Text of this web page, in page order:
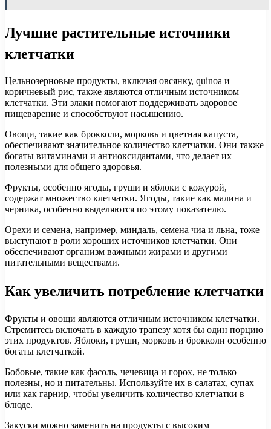
Лучшие растительные источники
клетчатки
Цельнозерновые продукты, включая овсянку, quinoa и
коричневый рис, также являются отличным источником
клетчатки. Эти злаки помогают поддерживать здоровое
пищеварение и способствуют насыщению.
Овощи, такие как брокколи, морковь и цветная капуста,
обеспечивают значительное количество клетчатки. Они также
богаты витаминами и антиоксидантами, что делает их
полезными для общего здоровья.
Фрукты, особенно ягоды, груши и яблоки с кожурой,
содержат множество клетчатки. Ягоды, такие как малина и
черника, особенно выделяются по этому показателю.
Орехи и семена, например, миндаль, семена чиа и льна, тоже
выступают в роли хороших источников клетчатки. Они
обеспечивают организм важными жирами и другими
питательными веществами.
Как увеличить потребление клетчатки
Фрукты и овощи являются отличным источником клетчатки.
Стремитесь включать в каждую трапезу хотя бы один порцию
этих продуктов. Яблоки, груши, морковь и брокколи особенно
богаты клетчаткой.
Бобовые, такие как фасоль, чечевица и горох, не только
полезны, но и питательны. Используйте их в салатах, супах
или как гарнир, чтобы увеличить количество клетчатки в
блюде.
Закуски можно заменить на продукты с высоким